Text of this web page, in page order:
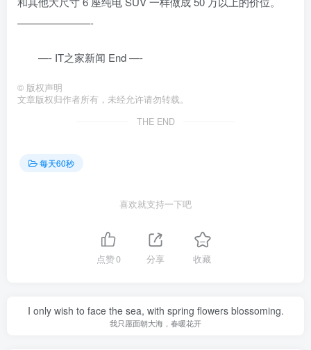
———————-
—- IT之家新闻 End —-
© 版权声明
文章版权归作者所有，未经允许请勿转载。
THE END
每天60秒
喜欢就支持一下吧
点赞0 分享 收藏
I only wish to face the sea, with spring flowers blossoming.
我只愿面朝大海，春暖花开